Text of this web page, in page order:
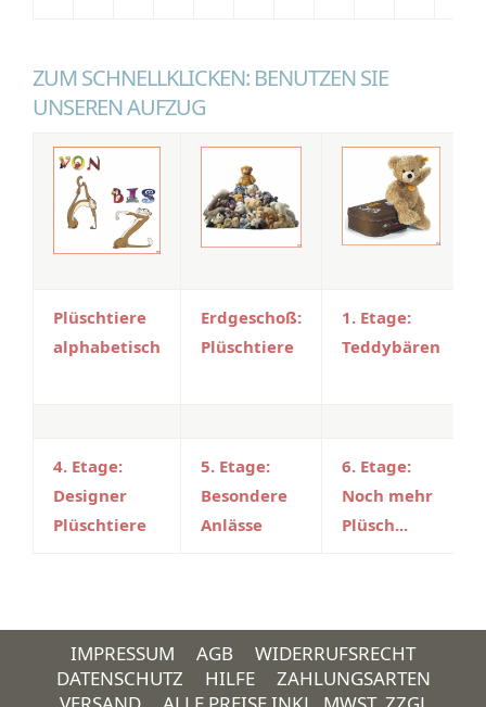
ZUM SCHNELLKLICKEN: BENUTZEN SIE
UNSEREN AUFZUG
Plüschtiere
alphabetisch
Erdgeschoß:
Plüschtiere
1. Etage:
Teddybären
4. Etage:
Designer
Plüschtiere
5. Etage:
Besondere
Anlässe
6. Etage:
Noch mehr
Plüsch...
IMPRESSUM AGB
WIDERRUFSRECHT
DATENSCHUTZ
HILFE
ZAHLUNGSARTEN